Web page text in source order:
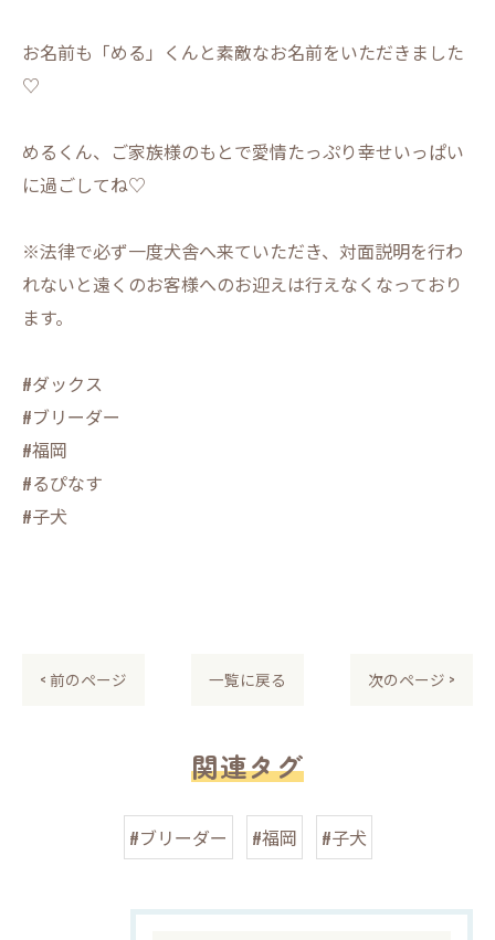
お名前も「める」くんと素敵なお名前をいただきました
♡
めるくん、ご家族様のもとで愛情たっぷり幸せいっぱい
に過ごしてね♡
※法律で必ず一度犬舎へ来ていただき、対面説明を行わ
れないと遠くのお客様へのお迎えは行えなくなっており
ます。
#ダックス
#ブリーダー
#福岡
#るぴなす
#子犬
< 前のページ 一覧に戻る 次のページ >
関連タグ
#ブリーダー #福岡 #子犬